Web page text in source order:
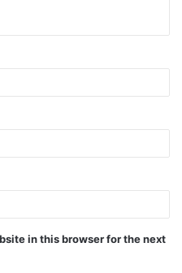
in this browser for the next